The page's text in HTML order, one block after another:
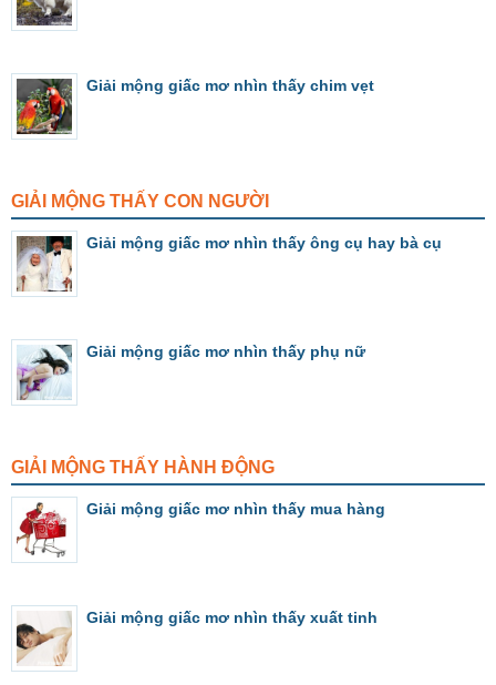
Giải mộng giấc mơ nhìn thấy chim vẹt
GIẢI MỘNG THẤY CON NGƯỜI
Giải mộng giấc mơ nhìn thấy ông cụ hay bà cụ
Giải mộng giấc mơ nhìn thấy phụ nữ
GIẢI MỘNG THẤY HÀNH ĐỘNG
Giải mộng giấc mơ nhìn thấy mua hàng
Giải mộng giấc mơ nhìn thấy xuất tinh